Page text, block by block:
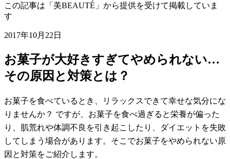
この記事は「美BEAUTÉ」から提供を受けて掲載していま
す
2017年10月22日
お菓子が大好きすぎてやめられない…
その原因と対策とは？
お菓子を食べているとき、リラックスできて幸せな気分にな
りませんか？ ですが、お菓子を食べ過ぎると栄養が偏った
り、肌荒れや体調不良を引き起こしたり、ダイエットを失敗
してしまう場合があります。そこでお菓子をやめられない原
因と対策をご紹介します。